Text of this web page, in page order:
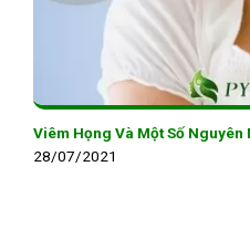
Viêm Họng Và Một Số Nguyên
28/07/2021